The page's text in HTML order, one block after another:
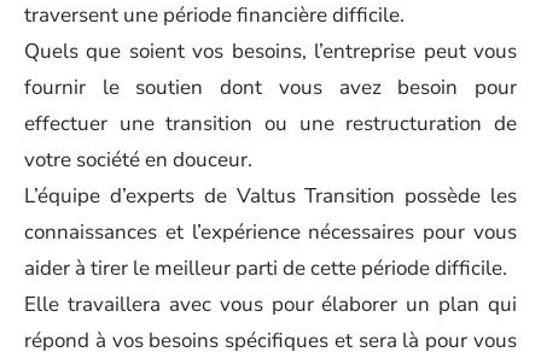
traversent une période financière difficile.
Quels que soient vos besoins, l’entreprise peut vous
fournir le soutien dont vous avez besoin pour
effectuer une transition ou une restructuration de
votre société en douceur.
L’équipe d’experts de Valtus Transition possède les
connaissances et l’expérience nécessaires pour vous
aider à tirer le meilleur parti de cette période difficile.
Elle travaillera avec vous pour élaborer un plan qui
répond à vos besoins spécifiques et sera là pour vous